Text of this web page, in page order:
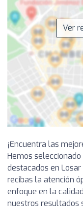
Ver
¡Encuentra las
Hemos
destacados en
recibas la atención
enfoque en la
nuestros resultados